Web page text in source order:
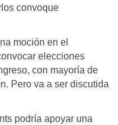
convoque
moción en el
elecciones
con mayoría de
Pero va a ser discutida
podría apoyar una